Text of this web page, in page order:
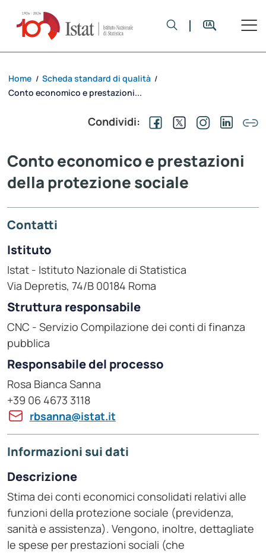
Home / Scheda standard di qualità /
Conto economico e prestazioni...
Condividi:
Conto economico e prestazioni
della protezione sociale
Contatti
Istituto
Istat - Istituto Nazionale di Statistica
Via Depretis, 74/B 00184 Roma
Struttura responsabile
CNC - Servizio Compilazione dei conti di finanza
pubblica
Responsabile del processo
Rosa Bianca Sanna
+39 06 4673 3118
rbsanna@istat.it
Informazioni sui dati
Descrizione
Stima dei conti economici consolidati relativi alle
funzioni della protezione sociale (previdenza,
sanità e assistenza). Vengono, inoltre, dettagliate
le spese per prestazioni sociali (che